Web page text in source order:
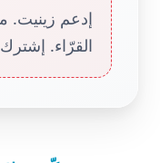
إدعم زينيت.
القرّاء.